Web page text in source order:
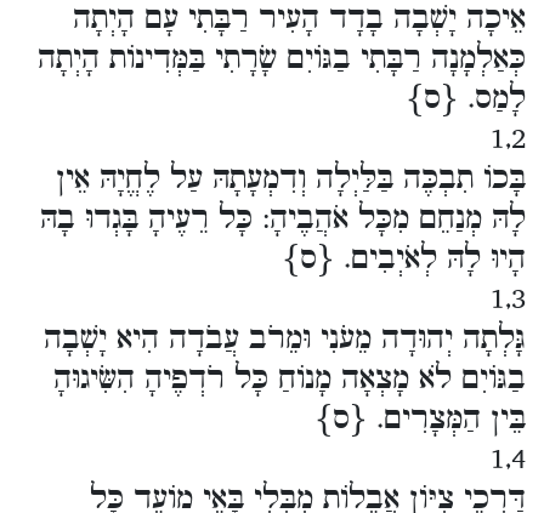
אֵיכָה יָשְׁבָה בָדָד הָעִיר רַבָּתִי עָם הָיְתָה
כְּאַלְמָנָה רַבָּתִי בַגּוֹיִם שָׂרָתִי בַּמְּדִינוֹת הָיְתָה
לָמַס. {ס}
1,2
בָּכוֹ תִבְכֶּה בַּלַּיְלָה וְדִמְעָתָהּ עַל לֶחֱיָהּ אֵין
לָהּ מְנַחֵם מִכָּל אֹהֲבֶיהָ: כָּל רֵעֶיהָ בָּגְדוּ בָהּ
הָיוּ לָהּ לְאֹיְבִים. {ס}
1,3
גָּלְתָה יְהוּדָה מֵעֹנִי וּמֵרֹב עֲבֹדָה הִיא יָשְׁבָה
בַגּוֹיִם לֹא מָצְאָה מָנוֹחַ כָּל רֹדְפֶיהָ הִשִּׂיגוּהָ
בֵּין הַמְּצָרִים. {ס}
1,4
דַּרְכֵי צִיּוֹן אֲבֵלוֹת מִבְּלִי בָּאֵי מוֹעֵד כָּל